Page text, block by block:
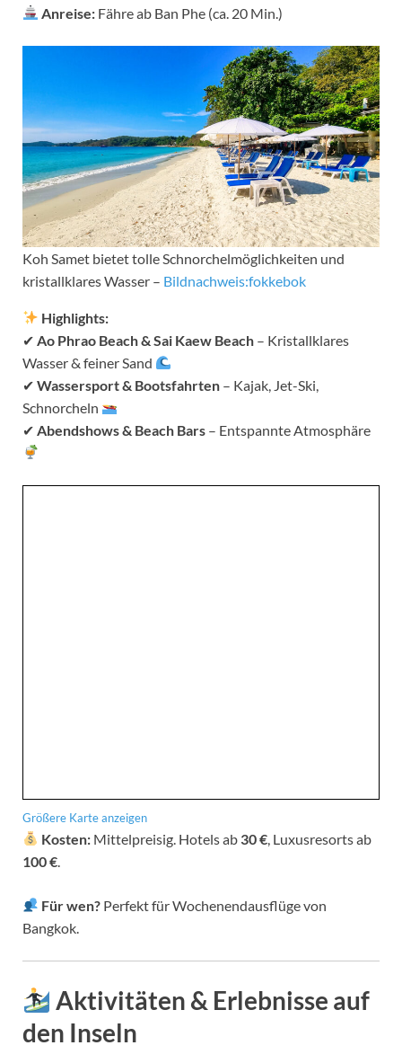
Anreise: Fähre ab Ban Phe (ca. 20 Min.)
Koh Samet bietet tolle Schnorchelmöglichkeiten und
kristallklares Wasser – Bildnachweis:fokkebok
Highlights:
✔ Ao Phrao Beach & Sai Kaew Beach – Kristallklares
Wasser & feiner Sand
✔ Wassersport & Bootsfahrten – Kajak, Jet-Ski,
Schnorcheln
✔ Abendshows & Beach Bars – Entspannte Atmosphäre
Größere Karte anzeigen
Kosten: Mittelpreisig. Hotels ab 30 € , Luxusresorts ab
100 €
Für wen? Perfekt für Wochenendausflüge von
Bangkok.
Aktivitäten & Erlebnisse auf
den Inseln